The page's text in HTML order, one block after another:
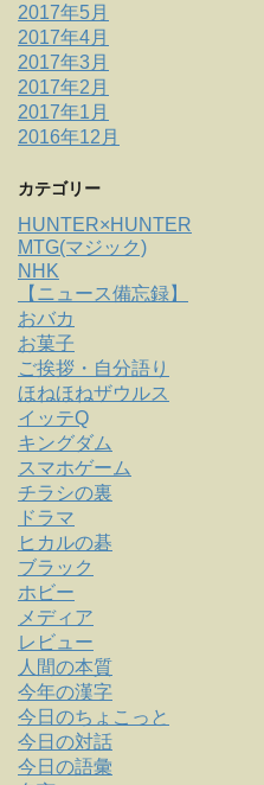
2017年5月
2017年4月
2017年3月
2017年2月
2017年1月
2016年12月
カテゴリー
HUNTER×HUNTER
MTG(マジック)
NHK
【ニュース備忘録】
おバカ
お菓子
ご挨拶・自分語り
ほねほねザウルス
イッテQ
キングダム
スマホゲーム
チラシの裏
ドラマ
ヒカルの碁
ブラック
ホビー
メディア
レビュー
人間の本質
今年の漢字
今日のちょこっと
今日の対話
今日の語彙